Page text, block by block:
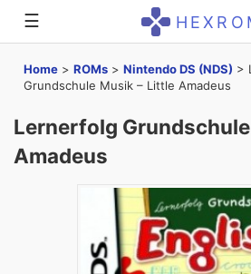
☰
Home > ROMs > Nintendo DS (NDS) >
Grundschule Musik – Little Amadeus
Lernerfolg
Amadeus